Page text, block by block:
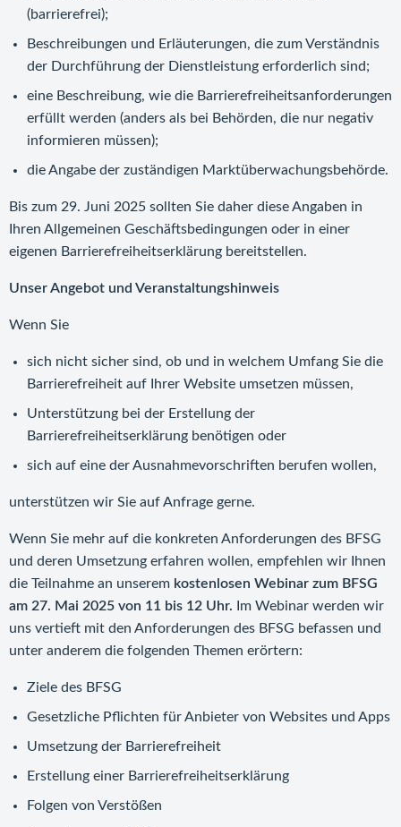
(barrierefrei);
Beschreibungen und Erläuterungen, die zum Verständnis
der Durchführung der Dienstleistung erforderlich sind;
eine Beschreibung, wie die Barrierefreiheitsanforderungen
erfüllt werden (anders als bei Behörden, die nur negativ
informieren müssen);
die Angabe der zuständigen Marktüberwachungsbehörde.
Bis zum 29. Juni 2025 sollten Sie daher diese Angaben in
Ihren Allgemeinen Geschäftsbedingungen oder in einer
eigenen Barrierefreiheitserklärung bereitstellen.
Unser Angebot und Veranstaltungshinweis
Wenn Sie
sich nicht sicher sind, ob und in welchem Umfang Sie die
Barrierefreiheit auf Ihrer Website umsetzen müssen,
Unterstützung bei der Erstellung der
Barrierefreiheitserklärung benötigen oder
sich auf eine der Ausnahmevorschriften berufen wollen,
unterstützen wir Sie auf Anfrage gerne.
Wenn Sie mehr auf die konkreten Anforderungen des BFSG
und deren Umsetzung erfahren wollen, empfehlen wir Ihnen
die Teilnahme an unserem kostenlosen Webinar zum BFSG
am 27. Mai 2025 von 11 bis 12 Uhr. Im Webinar werden wir
uns vertieft mit den Anforderungen des BFSG befassen und
unter anderem die folgenden Themen erörtern:
Ziele des BFSG
Gesetzliche Pflichten für Anbieter von Websites und Apps
Umsetzung der Barrierefreiheit
Erstellung einer Barrierefreiheitserklärung
Folgen von Verstößen